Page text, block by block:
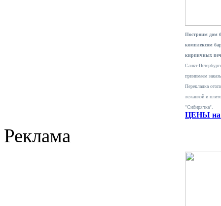
Построим дом
комплексом
кирпичных
Санкт-
принимаем
Перекладка
лежанкой и
"Сибирячка".
ЦЕНЫ на
Реклама